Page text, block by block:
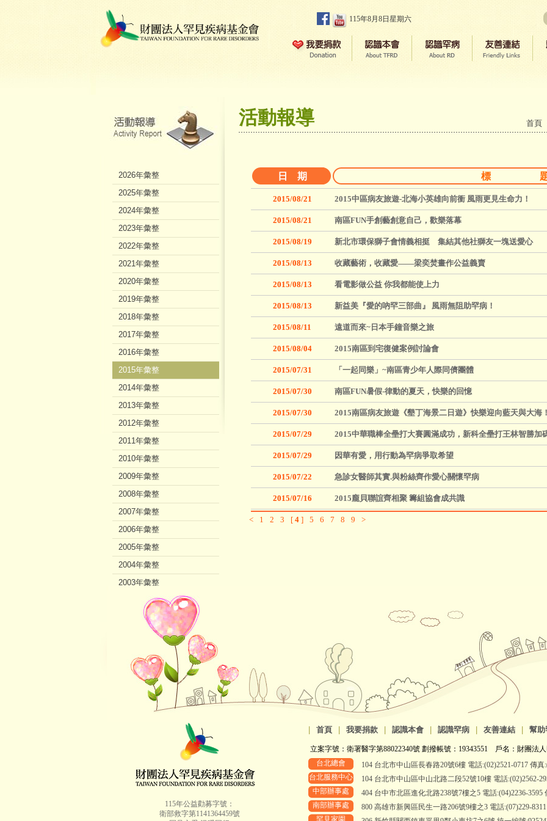
115年8月8日星期六
活動報導 首頁
日 期 標
2015/08/21 2015中區病友旅遊-北海小英雄向前衝 風雨更見生命力！
2015/08/21 南區FUN手創藝創意自己，歡樂落幕
2015/08/19 新北市環保獅子會情義相挺 集結其他社獅友一塊送愛心
2015/08/13 收藏藝術，收藏愛——梁奕焚畫作公益義賣
2015/08/13 看電影做公益 你我都能使上力
2015/08/13 新益美『愛的吶罕三部曲』 風雨無阻助罕病！
2015/08/11 遠道而來~日本手鐘音樂之旅
2015/08/04 2015南區到宅復健案例討論會
2015/07/31 「一起同樂」~南區青少年人際同儕團體
2015/07/30 南區FUN暑假-律動的夏天，快樂的回憶
2015/07/30 2015南區病友旅遊《墾丁海景二日遊》快樂迎向藍天與大海！
2015/07/29 2015中華職棒全壘打大賽圓滿成功，新科全壘打王林智勝加
2015/07/29 因華有愛，用行動為罕病爭取希望
2015/07/22 急診女醫師其實.與粉絲齊作愛心關懷罕病
2015/07/16 2015龐貝聯誼齊相聚 籌組協會成共識
< 1 2 3 [ 4 ] 5 6 7 8 9 >
2026年彙整
2025年彙整
2024年彙整
2023年彙整
2022年彙整
2021年彙整
2020年彙整
2019年彙整
2018年彙整
2017年彙整
2016年彙整
2015年彙整
2014年彙整
2013年彙整
2012年彙整
2011年彙整
2010年彙整
2009年彙整
2008年彙整
2007年彙整
2006年彙整
2005年彙整
2004年彙整
2003年彙整
2002年彙整
115年公益勸募字號：
衛部救字第1141364459號
首頁 我要捐款 認識本會 認識罕病 友善連結 幫助
立案字號：衛署醫字第88022340號 劃撥帳號：19343551 戶名：財團法
台北總會
104 台北市中山區長春路20號6樓 電話:(02)2521-0717 傳真
台北服務中心
104 台北市中山區中山北路二段52號10樓 電話:(02)2562-
中部辦事處
404 台中市北區進化北路238號7樓之5 電話:(04)2236-3595
南部辦事處
800 高雄市新興區民生一路206號9樓之3 電話:(07)229-
罕見家園